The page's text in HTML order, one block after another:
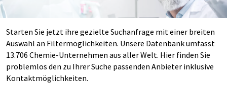
Starten Sie jetzt ihre gezielte Suchanfrage mit einer breiten
Auswahl an Filtermöglichkeiten. Unsere Datenbank umfasst
13.706 Chemie-Unternehmen aus aller Welt. Hier finden Sie
problemlos den zu Ihrer Suche passenden Anbieter inklusive
Kontaktmöglichkeiten.